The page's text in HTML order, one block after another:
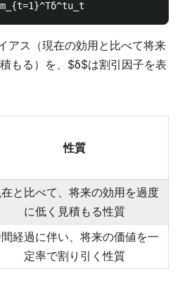
アス（現在の効用と比べて将来
もる）を、$δ$は割引因子を表
性質
と比べて、将来の効用を過度
に低く見積もる性質
経過に伴い、将来の価値を一
定率で割り引く性質